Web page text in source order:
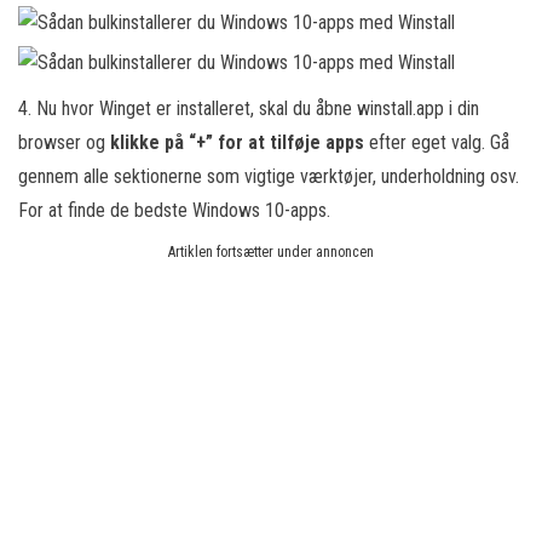
4. Nu hvor Winget er installeret, skal du åbne winstall.app i din
browser og klikke på “+” for at tilføje apps efter eget valg. Gå
gennem alle sektionerne som vigtige værktøjer, underholdning osv.
For at finde de bedste Windows 10-apps.
Artiklen fortsætter under annoncen